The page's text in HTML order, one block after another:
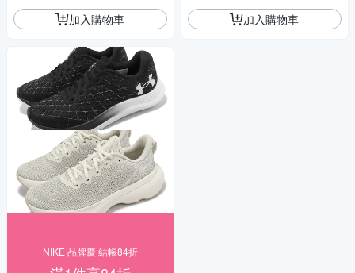
加入購物車
NIKE 品牌慶 結帳84折
加入購物車